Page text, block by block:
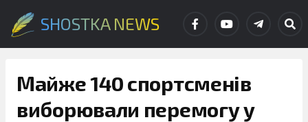
SHOSTKA NEWS
Майже 140 спортсменів
виборювали перемогу у